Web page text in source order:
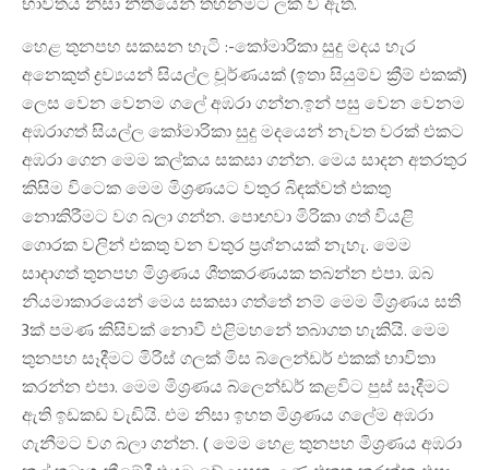
හෙළ තුනපහ සකසන හැටි :-කෝමාරිකා සුදු මදය හැර
අනෙකුත් ද්‍රව්‍යයන් සියල්ල චූර්ණයක් (ඉතා සියුම්ව ක්‍රීම් එකක්)
ලෙස වෙන වෙනම ගලේ අඹරා ගන්න.ඉන් පසු වෙන වෙනම
අඹරාගත් සියල්ල කෝමාරිකා සුදු මදයෙන් නැවත වරක් එකට
අඹරා ගෙන මෙම කල්කය සකසා ගන්න. මෙය සාදන අතරතුර
කිසිම විටෙක මෙම මිශ්‍රණයට වතුර බිඳක්වත් එකතු
නොකිරීමට වග බලා ගන්න. පොඟවා මිරිකා ගත් වියළි
ගොරක වලින් එකතු වන වතුර ප්‍රශ්නයක් නැහැ. මෙම
සාදාගත් තුනපහ මිශ්‍රණය ශීතකරණයක තබන්න එපා. ඔබ
නියමාකාරයෙන් මෙය සකසා ගත්තේ නම් මෙම මිශ්‍රණය සති
3ක් පමණ කිසිවක් නොවී එළිමහනේ තබාගත හැකියි. මෙම
තුනපහ සෑදීමට මිරිස් ගලක් මිස බ්ලෙන්ඩර් එකක් භාවිතා
කරන්න එපා. මෙම මිශ්‍රණය බ්ලෙන්ඩර් කළවිට පුස් සෑදීමට
ඇති ඉඩකඩ වැඩියි. එම නිසා ඉහත මිශ්‍රණය ගලේම අඹරා
ගැනීමට වග බලා ගන්න. ( මෙම හෙළ තුනපහ මිශ්‍රණය අඹරා